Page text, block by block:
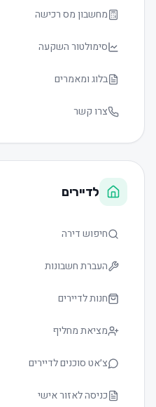
מחשבון מס רכישה
סימולטור השקעה
בלוג ומאמרים
צרו קשר
לדיירים
חיפוש דירה
העברת חשבונות
חנות לדיירים
מציאת מחליף
צ׳אט סוכנים לדיירים
כניסה לאזור אישי